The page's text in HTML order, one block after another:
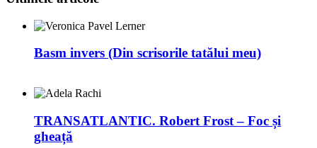
Basm invers (Din scrisorile tatălui meu)
TRANSATLANTIC. Robert Frost – Foc și
gheață